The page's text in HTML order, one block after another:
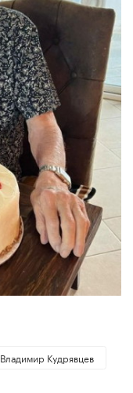
Владимир Кудрявцев